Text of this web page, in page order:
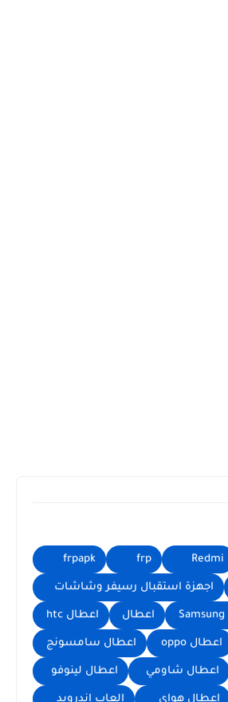
Redmi
frp
frpapk
اجهزة استقبال رسيفر وشاشات
اعطال اعطال htc
اعطال oppo اعطال سامسونج
اعطال شاومي اعطال لينوفو
اعطال هواي العاب اندرويد